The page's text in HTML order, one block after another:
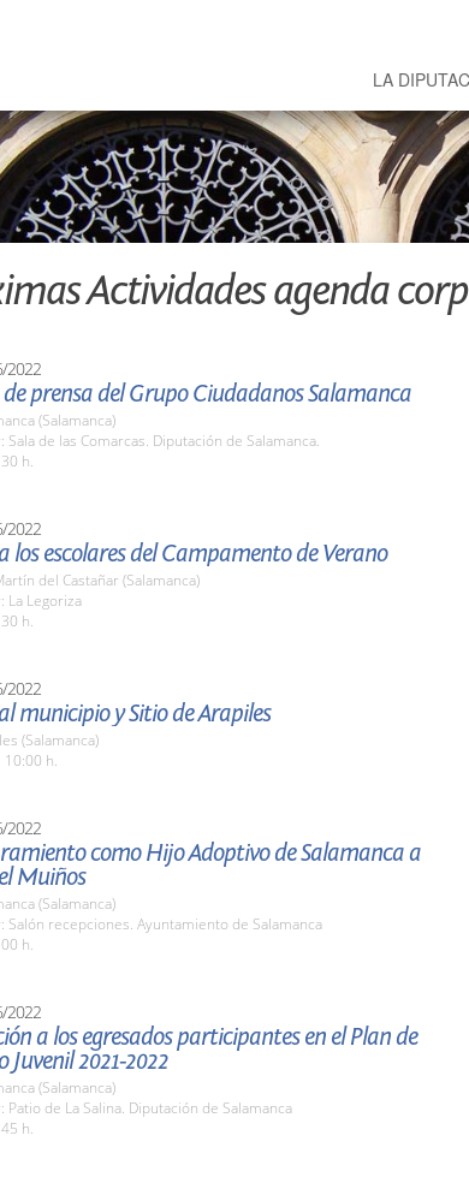
LA
Actividades agenda
2022
de prensa del Grupo Ciudadanos Salamanca
(Salamanca)
Sala de las Comarcas. Diputación de Salamanca.
h.
2022
los escolares del Campamento de Verano
del Castañar (Salamanca)
La Legoriza
h.
2022
municipio y Sitio de Arapiles
(Salamanca)
10:00 h.
2022
como Hijo Adoptivo de Salamanca a
Muiños
(Salamanca)
Salón recepciones. Ayuntamiento de Salamanca
h.
2022
a los egresados participantes en el Plan de
Juvenil 2021-2022
(Salamanca)
Patio de La Salina. Diputación de Salamanca
h.